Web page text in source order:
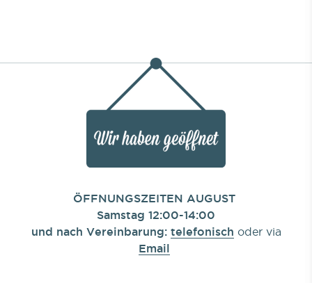
ÖFFNUNGSZEITEN AUGUST
Samstag 12:00-14:00
und nach Vereinbarung: telefonisch oder via
Email